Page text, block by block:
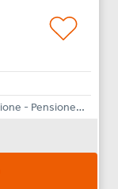
All Inclusive - Mezza Pensione - Pensione Completa - Bed & Breakfast - Aparthotel - Skipass - Solo Pernottamento